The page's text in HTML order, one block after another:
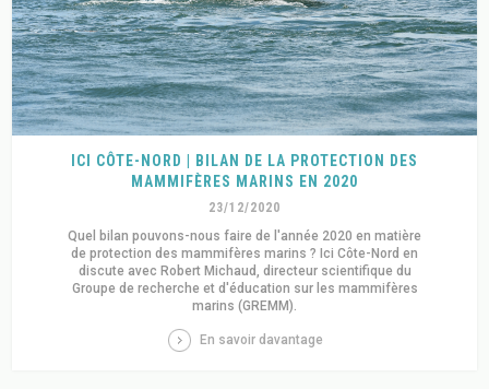
ICI CÔTE-NORD | BILAN DE LA PROTECTION DES
MAMMIFÈRES MARINS EN 2020
23/12/2020
Quel bilan pouvons-nous faire de l'année 2020 en matière
de protection des mammifères marins ? Ici Côte-Nord en
discute avec Robert Michaud, directeur scientifique du
Groupe de recherche et d'éducation sur les mammifères
marins (GREMM).
En savoir davantage